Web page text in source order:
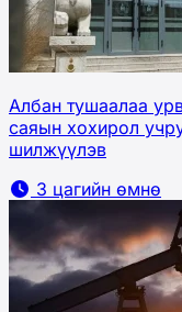
Албан тушаалаа
саяын хохирол
шилжүүлэв
3 цагийн өмнө